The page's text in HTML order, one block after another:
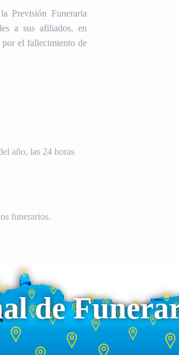
Previsión Funeraria
a sus afiliados, en
el fallecimiento de
año, las 24 horas
funerarios.
de